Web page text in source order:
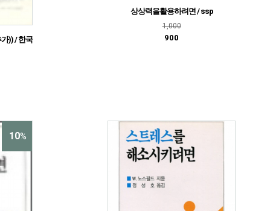
)) / 한국
상상력을활용하려면 / ssp
1,000
900
10%